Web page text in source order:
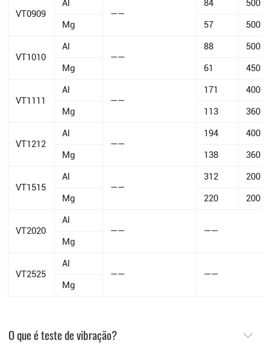
VT0909
Al
——
84
500
Mg
57 500
VT1010
Al
——
88
500
Mg
61 450
VT1111
Al
——
171
400
Mg
113 360
VT1212
Al
——
194
400
Mg
138 360
VT1515
Al
——
312
200
Mg
220 200
VT2020
Al
——
——
Mg
VT2525
Al
——
——
Mg
O que é teste de vibração?